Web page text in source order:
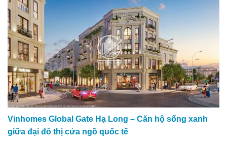
Vinhomes Global Gate Hạ Long – Căn hộ sống xanh
giữa đại đô thị cửa ngõ quốc tế